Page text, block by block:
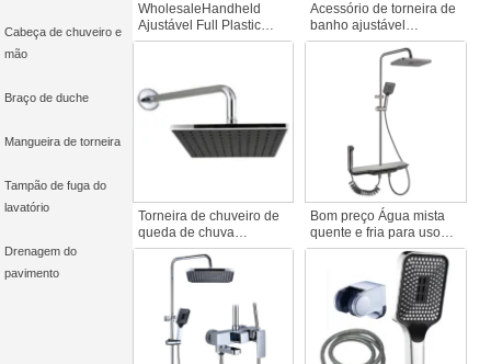
Cabeça de chuveiro e
mão
Braço de duche
Mangueira de torneira
Tampão de fuga do
lavatório
Drenagem do
pavimento
WholesaleHandheld
Ajustável Full Plastic
ABS Showerset Hotéis
chuveiro de três peças
Acessório de torneira de
banho ajustável
Chuveiro de água da
chuva economizador de
Conjunto de três peças
de plástico para casa de
Torneira de chuveiro de
queda de chuva
moderna quadrada
cromada Acessório de
casa de banho popular
Bom preço Água mista
quente e fria para uso
doméstico Válvula de
cerâmica cromada de
um só punho Conjunto
de duche de chuva
Torneiras de duche de
banho